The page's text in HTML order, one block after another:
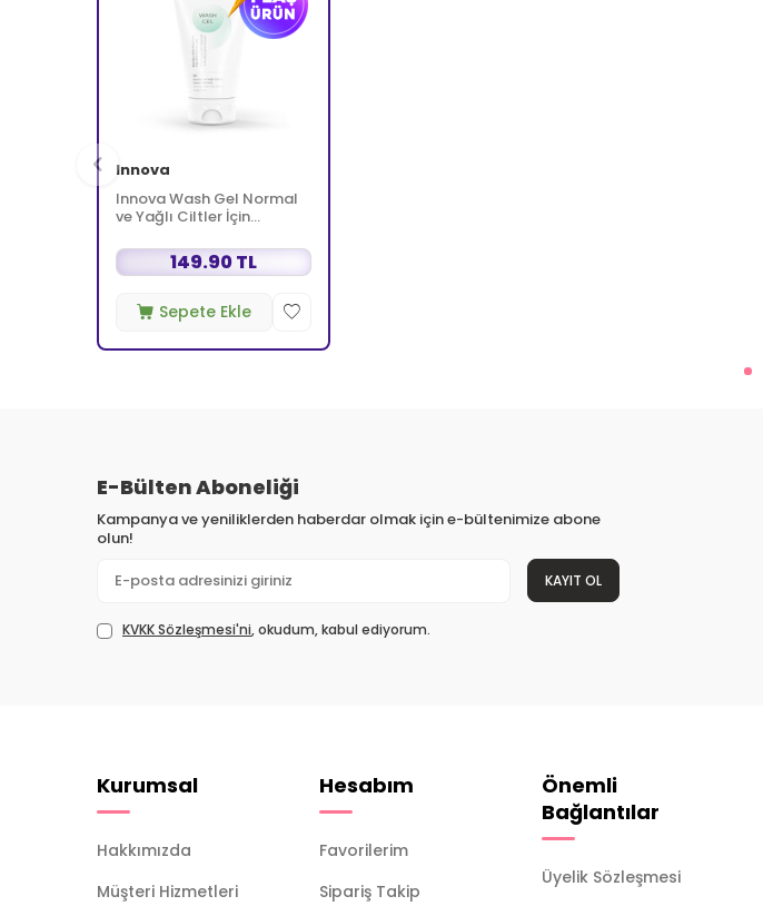
Innova
Innova Wash Gel Normal
ve Yağlı Ciltler İçin
150 ml 149.90 TL
Sepete Ekle
E-Bülten Aboneliği
Kampanya ve yeniliklerden haberdar olmak için e-bültenimize abone
olun!
KAYIT OL
KVKK Sözleşmesi'ni, okudum, kabul ediyorum.
Kurumsal
Hakkımızda
Müşteri Hizmetleri
Hesabım
Favorilerim
Sipariş Takip
Önemli
Bağlantılar
Üyelik Sözleşmesi